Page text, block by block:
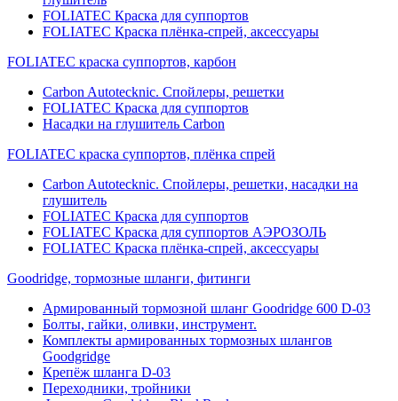
FOLIATEC Краска для суппортов
FOLIATEC Краска плёнка-спрей, аксессуары
FOLIATEC краска суппортов, карбон
Carbon Autotecknic. Спойлеры, решетки
FOLIATEC Краска для суппортов
Насадки на глушитель Carbon
FOLIATEC краска суппортов, плёнка спрей
Carbon Autotecknic. Спойлеры, решетки, насадки на
глушитель
FOLIATEC Краска для суппортов
FOLIATEC Краска для суппортов АЭРОЗОЛЬ
FOLIATEC Краска плёнка-спрей, аксессуары
Goodridge, тормозные шланги, фитинги
Армированный тормозной шланг Goodridge 600 D-03
Болты, гайки, оливки, инструмент.
Комплекты армированных тормозных шлангов
Goodgridge
Крепёж шланга D-03
Переходники, тройники